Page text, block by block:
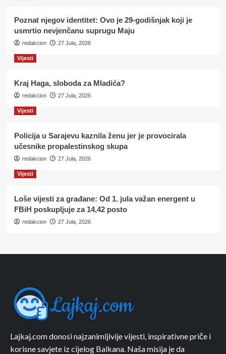
Poznat njegov identitet: Ovo je 29-godišnjak koji je
usmrtio nevjenčanu suprugu Maju
redakcion 27 Jula, 2026
Vijesti
Kraj Haga, sloboda za Mladića?
redakcion 27 Jula, 2026
Vijesti
Policija u Sarajevu kaznila ženu jer je provocirala
učesnike propalestinskog skupa
redakcion 27 Jula, 2026
Vijesti
Loše vijesti za građane: Od 1. jula važan energent u
FBiH poskupljuje za 14,42 posto
redakcion 27 Jula, 2026
Lajkaj.com donosi najzanimljivije vijesti, inspirativne priče i
korisne savjete iz cijelog Balkana. Naša misija je da